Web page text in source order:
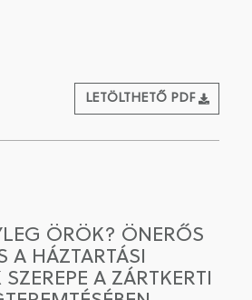
LETÖLTHETŐ PDF
ÖRÖK? ÖNERŐS
A HÁZTARTÁSI
A ZÁRTKERTI